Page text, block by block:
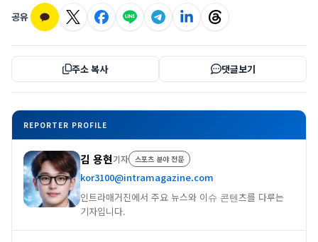
공유
주소 복사 댓글보기
REPORTER PROFILE
김 용현기자 스포츠 분야 전문
kor3100@intramagazine.com
인트라매거진에서 주요 뉴스와 이슈 콘텐츠를 다루는
기자입니다.